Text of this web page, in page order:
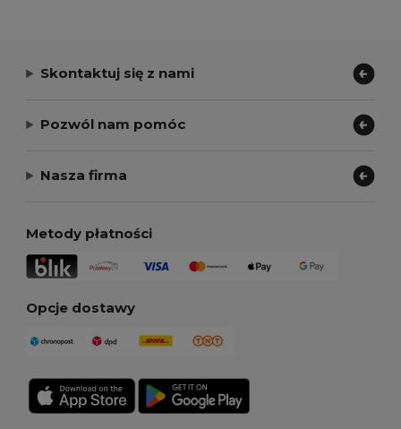
Skontaktuj się z nami
Pozwól nam pomóc
Nasza firma
Metody płatności
Opcje dostawy